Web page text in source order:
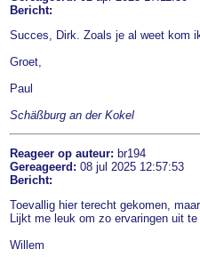
Bericht:
Succes, Dirk. Zoals je al weet kom
Groet,
Paul
Schäßburg an der Kokel
Reageer op auteur: br194
Gereageerd: 08 jul 2025 12:57:53
Bericht:
Toevallig hier terecht gekomen,
Lijkt me leuk om zo ervaringen uit
Willem